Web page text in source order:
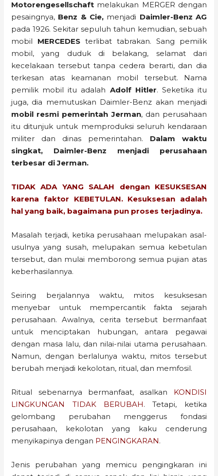
Motorengesellschaft melakukan MERGER dengan
pesaingnya, Benz & Cie, menjadi Daimler-Benz AG
pada 1926. Sekitar sepuluh tahun kemudian, sebuah
mobil MERCEDES terlibat tabrakan. Sang pemilik
mobil, yang duduk di belakang, selamat dari
kecelakaan tersebut tanpa cedera berarti, dan dia
terkesan atas keamanan mobil tersebut. Nama
pemilik mobil itu adalah Adolf Hitler. Seketika itu
juga, dia memutuskan Daimler-Benz akan menjadi
mobil resmi pemerintah Jerman, dan perusahaan
itu ditunjuk untuk memproduksi seluruh kendaraan
militer dan dinas pemerintahan. Dalam waktu
singkat, Daimler-Benz menjadi perusahaan
terbesar di Jerman.
TIDAK ADA YANG SALAH dengan KESUKSESAN
karena faktor KEBETULAN. Kesuksesan adalah
hal yang baik, bagaimana pun proses terjadinya.
Masalah terjadi, ketika perusahaan melupakan asal-
usulnya yang susah, melupakan semua kebetulan
tersebut, dan mulai memborong semua pujian atas
keberhasilannya.
Seiring berjalannya waktu, mitos kesuksesan
menyebar untuk mempercantik fakta sejarah
perusahaan. Awalnya, cerita tersebut bermanfaat
untuk menciptakan hubungan, antara pegawai
dengan masa lalu, dan nilai-nilai utama perusahaan.
Namun, dengan berlalunya waktu, mitos tersebut
berubah menjadi kekolotan, ritual, dan memfosil.
Ritual sebenarnya bermanfaat, asalkan KONDISI
LINGKUNGAN TIDAK BERUBAH. Tetapi, ketika
gelombang perubahan menggerus fondasi
perusahaan, kekolotan yang kaku cenderung
menyikapinya dengan PENGINGKARAN.
Jenis perubahan yang memicu pengingkaran ini